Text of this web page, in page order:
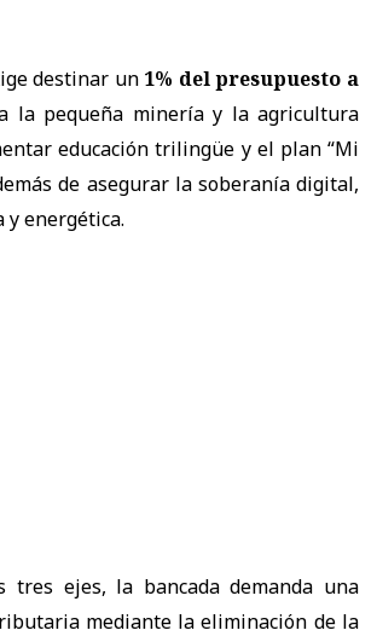
destinar un 1% del presupuesto a
la pequeña minería y la agricultura
educación trilingüe y el plan “Mi
de asegurar la soberanía digital,
y energética.
tres ejes, la bancada demanda una
mediante la eliminación de la